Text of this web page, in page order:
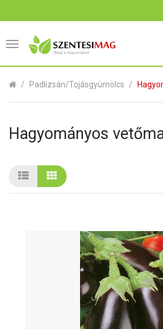
Padlizsán/Tojásgyümölcs
Hagyományos